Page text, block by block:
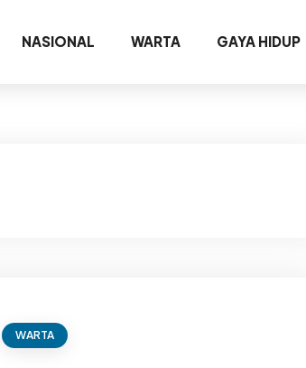
NASIONAL WARTA GAYA HIDUP
WARTA